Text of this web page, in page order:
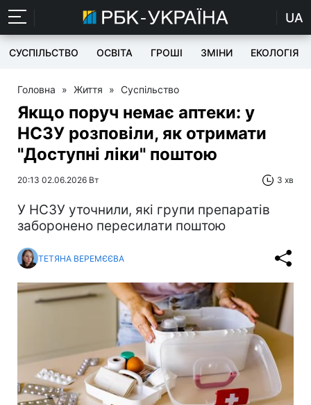
UA
СУСПІЛЬСТВО ОСВІТА ГРОШІ ЗМІНИ ЕКОЛОГІЯ
Головна » Життя » Суспільство
Якщо поруч немає аптеки: у
НСЗУ розповіли, як отримати
"Доступні ліки" поштою
20:13 02.06.2026 Вт 3 хв
У НСЗУ уточнили, які групи препаратів
заборонено пересилати поштою
ТЕТЯНА ВЕРЕМЄЄВА